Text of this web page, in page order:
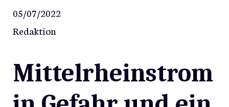
05/07/2022
Redaktion
Mittelrheinstrom